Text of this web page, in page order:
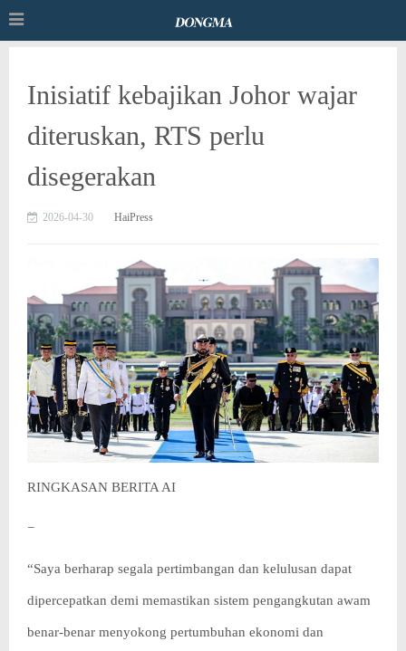
Inisiatif kebajikan Johor wajar
diteruskan, RTS perlu
disegerakan
2026-04-30 HaiPress
RINGKASAN BERITA AI
−
“Saya berharap segala pertimbangan dan kelulusan dapat
dipercepatkan demi memastikan sistem pengangkutan awam
benar-benar menyokong pertumbuhan ekonomi dan